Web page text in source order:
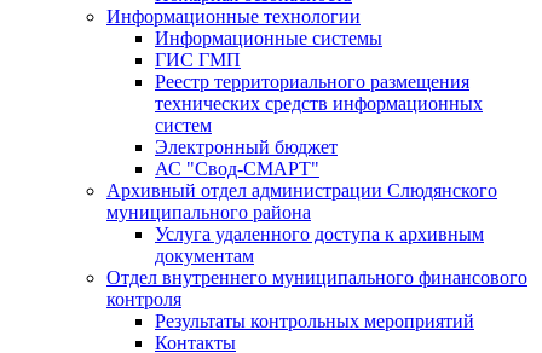
Информационные технологии
Информационные системы
ГИС ГМП
Реестр территориального размещения
технических средств информационных
систем
Электронный бюджет
АС "Свод-СМАРТ"
Архивный отдел администрации Слюдянского
муниципального района
Услуга удаленного доступа к архивным
документам
Отдел внутреннего муниципального финансового
контроля
Результаты контрольных мероприятий
Контакты